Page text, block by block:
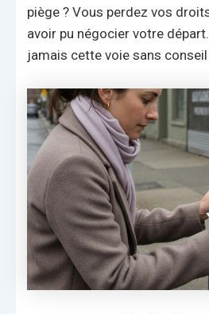
piège ? Vous perdez vos
avoir pu négocier votre
jamais cette voie sans